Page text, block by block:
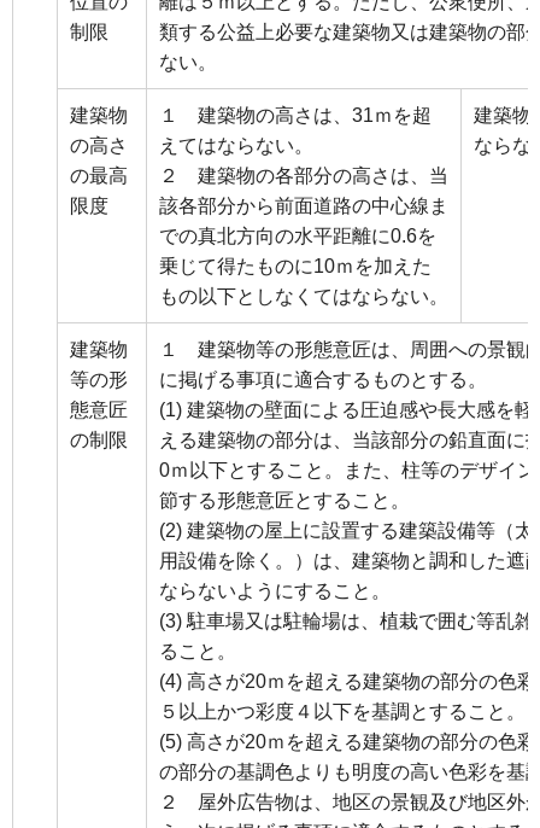
制限
類する公益上必要な建築物又は建築物の部
ない。
建築物
の高さ
の最高
限度
１ 建築物の高さは、31ｍを超
えてはならない。
２ 建築物の各部分の高さは、当
該各部分から前面道路の中心線ま
での真北方向の水平距離に0.6を
乗じて得たものに10ｍを加えた
もの以下としなくてはならない。
建築物
ならな
建築物
等の形
態意匠
の制限
１ 建築物等の形態意匠は、周囲への景観
に掲げる事項に適合するものとする。
(1) 建築物の壁面による圧迫感や長大感を
える建築物の部分は、当該部分の鉛直面に
0ｍ以下とすること。また、柱等のデザイ
節する形態意匠とすること。
(2) 建築物の屋上に設置する建築設備等（
用設備を除く。）は、建築物と調和した遮
ならないようにすること。
(3) 駐車場又は駐輪場は、植栽で囲む等乱
ること。
(4) 高さが20ｍを超える建築物の部分の色
５以上かつ彩度４以下を基調とすること。
(5) 高さが20ｍを超える建築物の部分の色
の部分の基調色よりも明度の高い色彩を基
２ 屋外広告物は、地区の景観及び地区外